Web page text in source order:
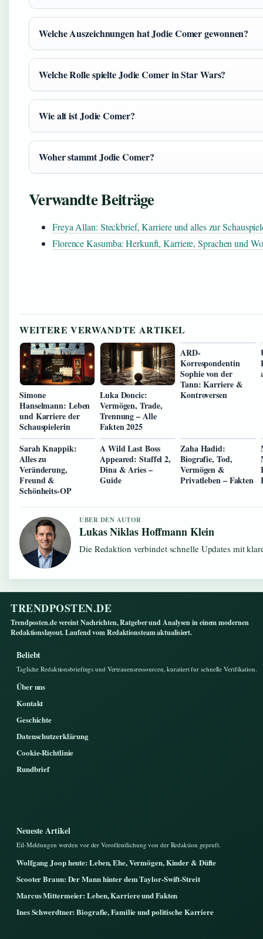
Welche Auszeichnungen hat Jodie Comer gewonnen?
Welche Rolle spielte Jodie Comer in Star Wars?
Wie alt ist Jodie Comer?
Woher stammt Jodie Comer?
Verwandte Beiträge
Freya Allan: Steckbrief, Karriere und alles zur
Florence Kasumba: Herkunft, Karriere, Sprachen und
WEITERE VERWANDTE ARTIKEL
Simone
Hanselmann: Leben
und Karriere der
Schauspielerin
Luka Doncic:
Vermögen, Trade,
Trennung – Alle
Fakten 2025
ARD-
Korrespondentin
Sophie von der
Tann: Karriere &
Kontroversen
Sarah Knappik:
Alles zu
Veränderung,
Freund &
Schönheits-OP
A Wild Last Boss
Appeared: Staffel 2,
Dina & Aries –
Guide
Zaha Hadid:
Biografie, Tod,
Vermögen &
Privatleben – Fakten
UBER DEN AUTOR
Lukas Niklas Hoffmann Klein
Die Redaktion verbindet schnelle Updates mit
TRENDPOSTEN.DE
Trendposten.de vereint Nachrichten, Ratgeber und Analysen in einem modernen
Redaktionslayout. Laufend vom Redaktionsteam aktualisiert.
Beliebt
Tagliche Redaktionsbriefings und Vertrauensressourcen, kuratiert fur schnelle Verifikation.
Über uns
Kontakt
Geschichte
Datenschutzerklärung
Cookie-Richtlinie
Rundbrief
Neueste Artikel
Eil-Meldungen werden vor der Veroffentlichung von der Redaktion gepruft.
Wolfgang Joop heute: Leben, Ehe, Vermögen, Kinder & Düfte
Scooter Braun: Der Mann hinter dem Taylor-Swift-Streit
Marcus Mittermeier: Leben, Karriere und Fakten
Ines Schwerdtner: Biografie, Familie und politische Karriere